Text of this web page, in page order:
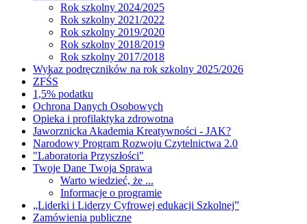
Rok szkolny 2024/2025
Rok szkolny 2021/2022
Rok szkolny 2019/2020
Rok szkolny 2018/2019
Rok szkolny 2017/2018
Wykaz podręczników na rok szkolny 2025/2026
ZFŚS
1,5% podatku
Ochrona Danych Osobowych
Opieka i profilaktyka zdrowotna
Jaworznicka Akademia Kreatywności - JAK?
Narodowy Program Rozwoju Czytelnictwa 2.0
"Laboratoria Przyszłości"
Twoje Dane Twoja Sprawa
Warto wiedzieć, że ...
Informacje o programie
„Liderki i Liderzy Cyfrowej edukacji Szkolnej”
Zamówienia publiczne